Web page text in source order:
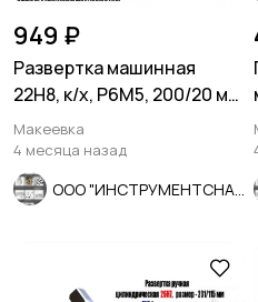
949 ₽
Развертка машинная
22Н8, к/х, Р6М5, 200/20 мм,
КМ2, 2363-0385, СССР.
Макеевка
4 месяца назад